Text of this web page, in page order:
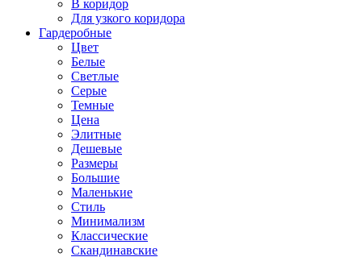
В коридор
Для узкого коридора
Гардеробные
Цвет
Белые
Светлые
Серые
Темные
Цена
Элитные
Дешевые
Размеры
Большие
Маленькие
Стиль
Минимализм
Классические
Скандинавские